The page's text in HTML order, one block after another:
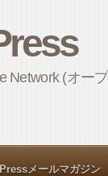
Network (オ
メールマガジン